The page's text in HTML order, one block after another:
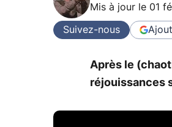
Mis à jour le 01
Suivez-nous
Après le
réjouissances